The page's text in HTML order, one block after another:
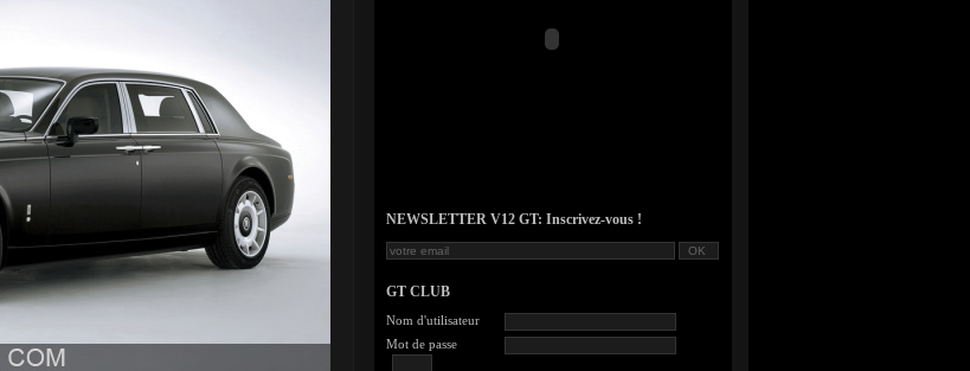
NEWSLETTER V12 GT: Inscrivez-vous !
GT CLUB
Nom d'utilisateur
Mot de passe